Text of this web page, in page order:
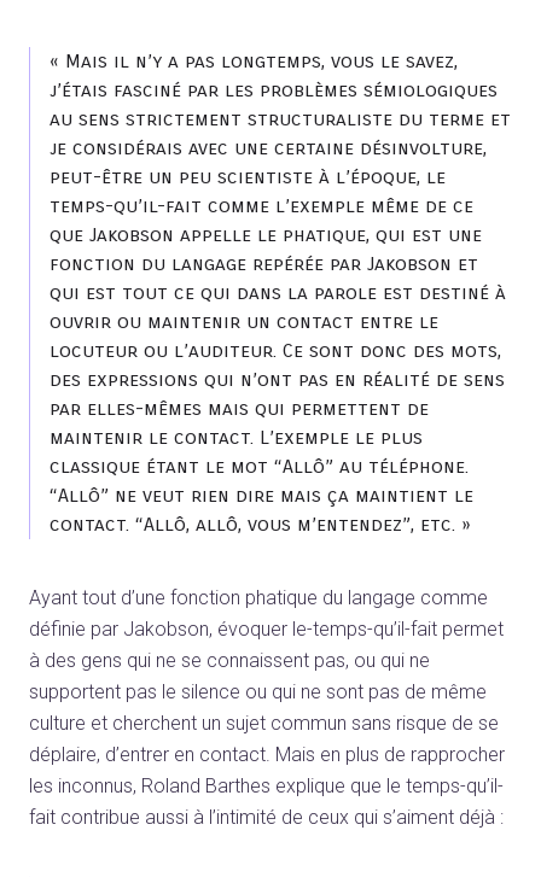
« Mais il n’y a pas longtemps, vous le savez,
j’étais fasciné par les problèmes sémiologiques
au sens strictement structuraliste du terme et
je considérais avec une certaine désinvolture,
peut-être un peu scientiste à l’époque, le
temps-qu’il-fait comme l’exemple même de ce
que Jakobson appelle le phatique, qui est une
fonction du langage repérée par Jakobson et
qui est tout ce qui dans la parole est destiné à
ouvrir ou maintenir un contact entre le
locuteur ou l’auditeur. Ce sont donc des mots,
des expressions qui n’ont pas en réalité de sens
par elles-mêmes mais qui permettent de
maintenir le contact. L’exemple le plus
classique étant le mot “Allô” au téléphone.
“Allô” ne veut rien dire mais ça maintient le
contact. “Allô, allô, vous m’entendez”, etc. »
Ayant tout d’une fonction phatique du langage comme
définie par Jakobson, évoquer le-temps-qu’il-fait permet
à des gens qui ne se connaissent pas, ou qui ne
supportent pas le silence ou qui ne sont pas de même
culture et cherchent un sujet commun sans risque de se
déplaire, d’entrer en contact. Mais en plus de rapprocher
les inconnus, Roland Barthes explique que le temps-qu’il-
fait contribue aussi à l’intimité de ceux qui s’aiment déjà :